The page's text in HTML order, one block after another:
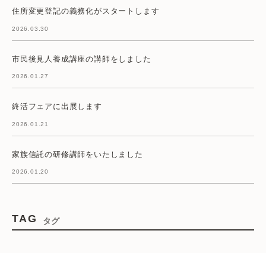
住所変更登記の義務化がスタートします
2026.03.30
市民後見人養成講座の講師をしました
2026.01.27
終活フェアに出展します
2026.01.21
家族信託の研修講師をいたしました
2026.01.20
TAG タグ